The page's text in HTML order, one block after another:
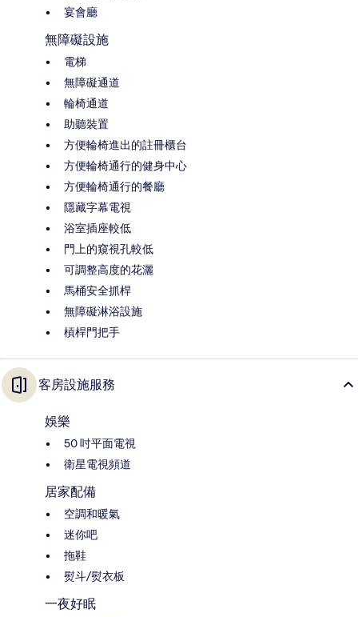
宴會廳
無障礙設施
電梯
無障礙通道
輪椅通道
助聽裝置
方便輪椅進出的註冊櫃台
方便輪椅通行的健身中心
方便輪椅通行的餐廳
隱藏字幕電視
浴室插座較低
門上的窺視孔較低
可調整高度的花灑
馬桶安全抓桿
無障礙淋浴設施
槓桿門把手
客房設施服務
娛樂
50 吋平面電視
衛星電視頻道
居家配備
空調和暖氣
迷你吧
拖鞋
熨斗/熨衣板
一夜好眠